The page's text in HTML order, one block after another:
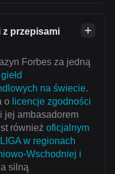
z przepisami
Forbes za jedną
na świecie.
o licencje zgodności
jej ambasadorem
również oficjalnym
w regionach
Wschodniej i
silną